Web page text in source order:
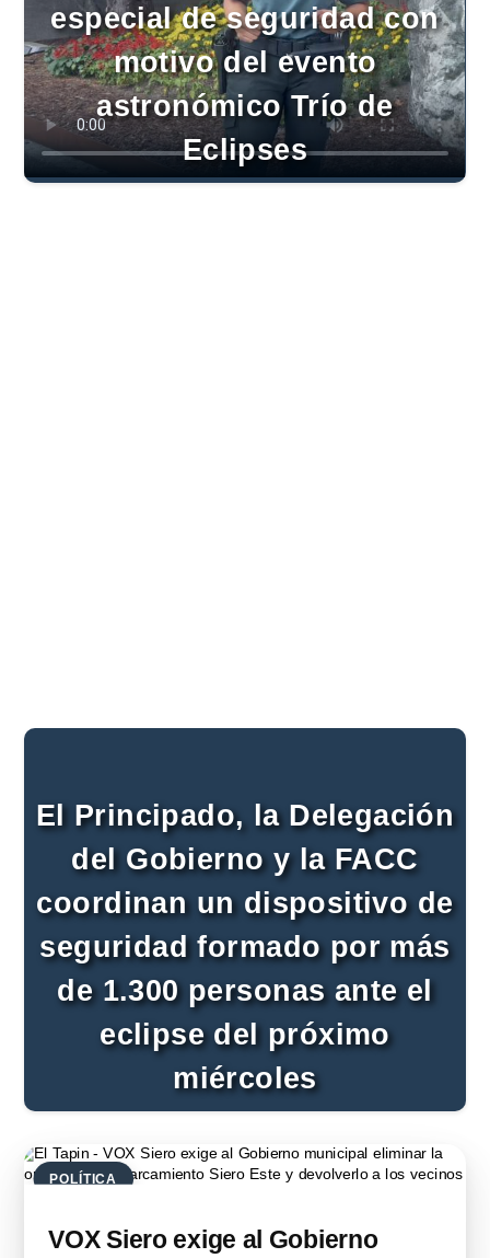
especial de seguridad con
motivo del evento
astronómico Trío de
Eclipses
El Principado, la Delegación
del Gobierno y la FACC
coordinan un dispositivo de
seguridad formado por más
de 1.300 personas ante el
eclipse del próximo
miércoles
POLÍTICA
VOX Siero exige al Gobierno